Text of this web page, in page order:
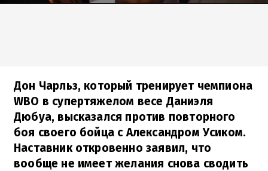
Дон Чарльз, который тренирует чемпиона
WBO в супертяжелом весе Даниэля
Дюбуа, высказался против повторного
боя своего бойца с Александром Усиком.
Наставник откровенно заявил, что
вообще не имеет желания снова сводить